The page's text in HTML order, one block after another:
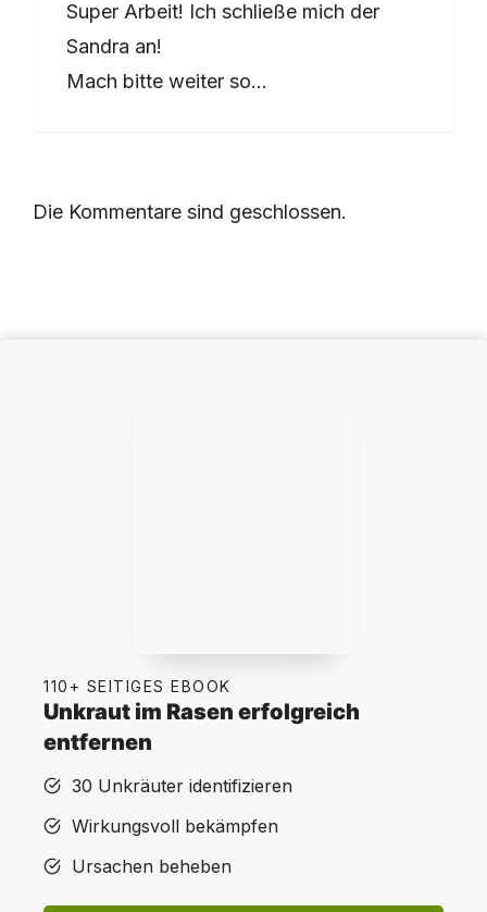
Super Arbeit! Ich schließe mich der
Sandra an!
Mach bitte weiter so…
Die Kommentare sind geschlossen.
110+ SEITIGES EBOOK
Unkraut im Rasen erfolgreich
entfernen
30 Unkräuter identifizieren
Wirkungsvoll bekämpfen
Ursachen beheben